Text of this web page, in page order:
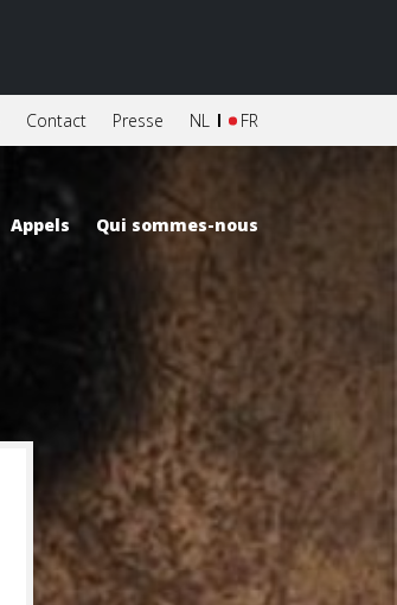
Contact Presse FR
NL
Appels Qui sommes-nous